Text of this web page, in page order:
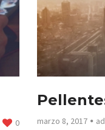
0 marzo 8, 2017